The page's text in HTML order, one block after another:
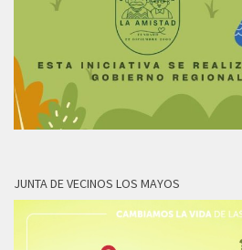
JUNTA DE VECINOS LOS MAYOS